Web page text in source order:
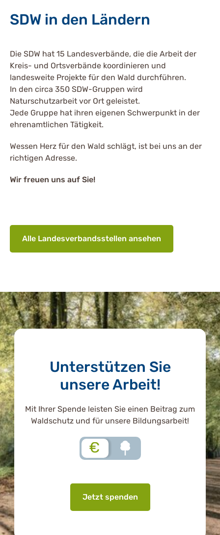
SDW in den Ländern
Die SDW hat 15 Landesverbände, die die Arbeit der
Kreis- und Ortsverbände koordinieren und
landesweite Projekte für den Wald durchführen.
In den circa 350 SDW-Gruppen wird
Naturschutzarbeit vor Ort geleistet.
Jede Gruppe hat ihren eigenen Schwerpunkt in der
ehrenamtlichen Tätigkeit.
Wessen Herz für den Wald schlägt, ist bei uns an der
richtigen Adresse.
Wir freuen uns auf Sie!
Alle Landesverbandsstellen ansehen
Unterstützen Sie
unsere Arbeit!
Mit Ihrer Spende leisten Sie einen Beitrag zum
Waldschutz und für unsere Bildungsarbeit!
€
Jetzt spenden